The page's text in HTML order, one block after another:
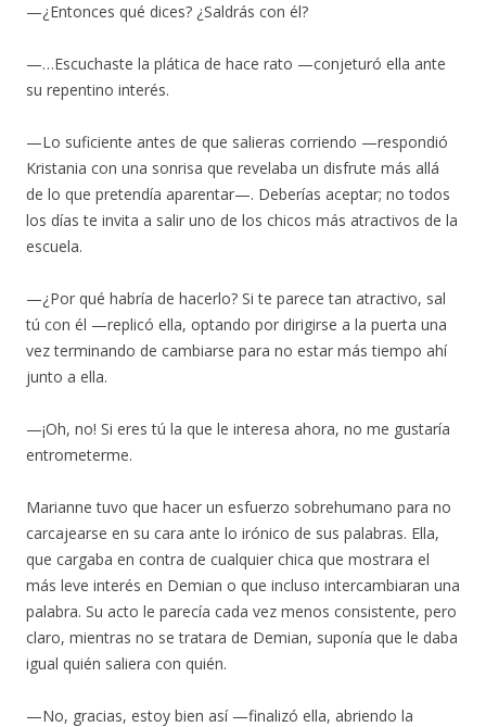
—¿Entonces qué dices? ¿Saldrás con él?
—…Escuchaste la plática de hace rato —conjeturó ella ante
su repentino interés.
—Lo suficiente antes de que salieras corriendo —respondió
Kristania con una sonrisa que revelaba un disfrute más allá
de lo que pretendía aparentar—. Deberías aceptar; no todos
los días te invita a salir uno de los chicos más atractivos de la
escuela.
—¿Por qué habría de hacerlo? Si te parece tan atractivo, sal
tú con él —replicó ella, optando por dirigirse a la puerta una
vez terminando de cambiarse para no estar más tiempo ahí
junto a ella.
—¡Oh, no! Si eres tú la que le interesa ahora, no me gustaría
entrometerme.
Marianne tuvo que hacer un esfuerzo sobrehumano para no
carcajearse en su cara ante lo irónico de sus palabras. Ella,
que cargaba en contra de cualquier chica que mostrara el
más leve interés en Demian o que incluso intercambiaran una
palabra. Su acto le parecía cada vez menos consistente, pero
claro, mientras no se tratara de Demian, suponía que le daba
igual quién saliera con quién.
—No, gracias, estoy bien así —finalizó ella, abriendo la